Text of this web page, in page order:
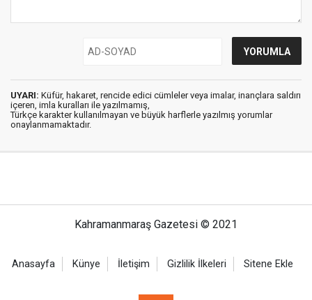
UYARI: Küfür, hakaret, rencide edici cümleler veya imalar, inançlara saldırı
içeren, imla kuralları ile yazılmamış,
Türkçe karakter kullanılmayan ve büyük harflerle yazılmış yorumlar
onaylanmamaktadır.
Kahramanmaraş Gazetesi © 2021
Anasayfa Künye İletişim Gizlilik İlkeleri Sitene Ekle